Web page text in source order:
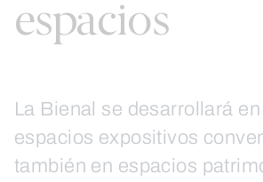
espacios
La Bienal se desarrollará
espacios expositivos
también en espacios